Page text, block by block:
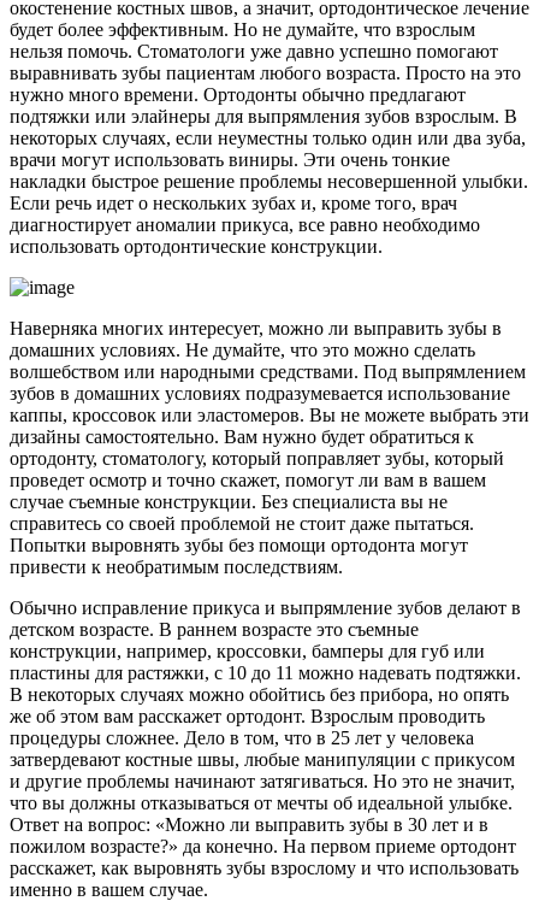
окостенение костных швов, а значит, ортодонтическое лечение
будет более эффективным. Но не думайте, что взрослым
нельзя помочь. Стоматологи уже давно успешно помогают
выравнивать зубы пациентам любого возраста. Просто на это
нужно много времени. Ортодонты обычно предлагают
подтяжки или элайнеры для выпрямления зубов взрослым. В
некоторых случаях, если неуместны только один или два зуба,
врачи могут использовать виниры. Эти очень тонкие
накладки быстрое решение проблемы несовершенной улыбки.
Если речь идет о нескольких зубах и, кроме того, врач
диагностирует аномалии прикуса, все равно необходимо
использовать ортодонтические конструкции.
Наверняка многих интересует, можно ли выправить зубы в
домашних условиях. Не думайте, что это можно сделать
волшебством или народными средствами. Под выпрямлением
зубов в домашних условиях подразумевается использование
каппы, кроссовок или эластомеров. Вы не можете выбрать эти
дизайны самостоятельно. Вам нужно будет обратиться к
ортодонту, стоматологу, который поправляет зубы, который
проведет осмотр и точно скажет, помогут ли вам в вашем
случае съемные конструкции. Без специалиста вы не
справитесь со своей проблемой не стоит даже пытаться.
Попытки выровнять зубы без помощи ортодонта могут
привести к необратимым последствиям.
Обычно исправление прикуса и выпрямление зубов делают в
детском возрасте. В раннем возрасте это съемные
конструкции, например, кроссовки, бамперы для губ или
пластины для растяжки, с 10 до 11 можно надевать подтяжки.
В некоторых случаях можно обойтись без прибора, но опять
же об этом вам расскажет ортодонт. Взрослым проводить
процедуры сложнее. Дело в том, что в 25 лет у человека
затвердевают костные швы, любые манипуляции с прикусом
и другие проблемы начинают затягиваться. Но это не значит,
что вы должны отказываться от мечты об идеальной улыбке.
Ответ на вопрос: «Можно ли выправить зубы в 30 лет и в
пожилом возрасте?» да конечно. На первом приеме ортодонт
расскажет, как выровнять зубы взрослому и что использовать
именно в вашем случае.